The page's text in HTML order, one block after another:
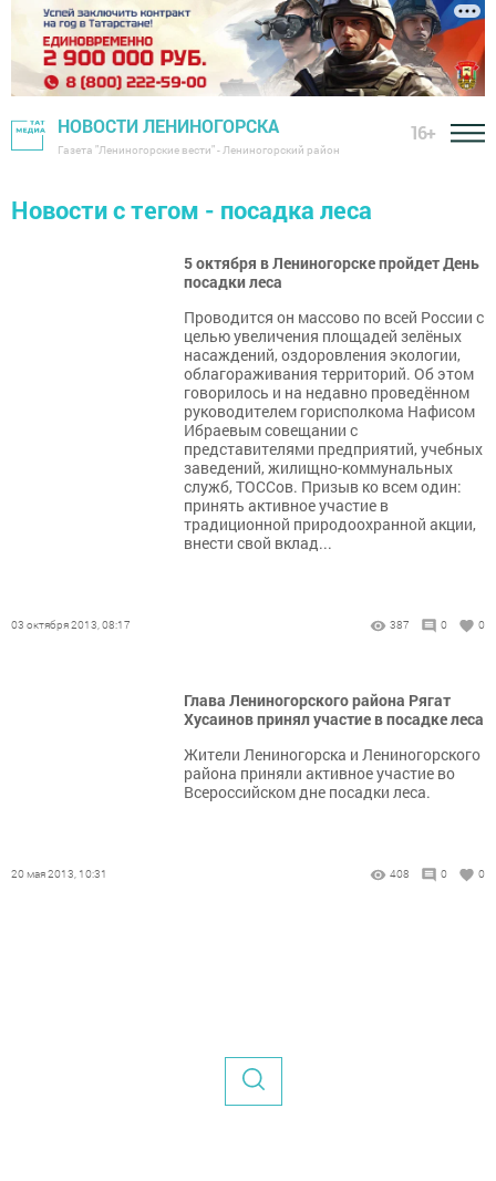
НОВОСТИ ЛЕНИНОГОРСКА
Газета "Лениногорские вести" - Лениногорский район
16+
Новости с тегом - посадка леса
5 октября в Лениногорске пройдет День
посадки леса
Проводится он массово по всей России с
целью увеличения площадей зелёных
насаждений, оздоровления экологии,
облагораживания территорий. Об этом
говорилось и на недавно проведённом
руководителем горисполкома Нафисом
Ибраевым совещании с
представителями предприятий, учебных
заведений, жилищно-коммунальных
служб, ТОССов. Призыв ко всем один:
принять активное участие в
традиционной природоохранной акции,
внести свой вклад...
03 октября 2013, 08:17 387 0 0
Глава Лениногорского района Рягат
Хусаинов принял участие в посадке леса
Жители Лениногорска и Лениногорского
района приняли активное участие во
Всероссийском дне посадки леса.
20 мая 2013, 10:31 408 0 0